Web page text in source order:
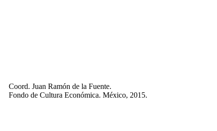
Coord. Juan Ramón de la Fuente.
Fondo de Cultura Económica. México, 2015.